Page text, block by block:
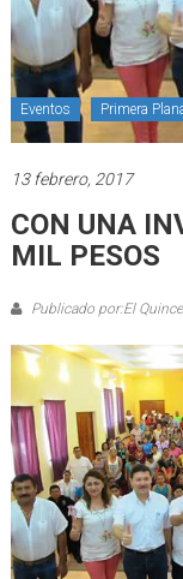
Eventos Primera
13 febrero, 2017
CON UNA
MIL PESOS
Publicado por:El